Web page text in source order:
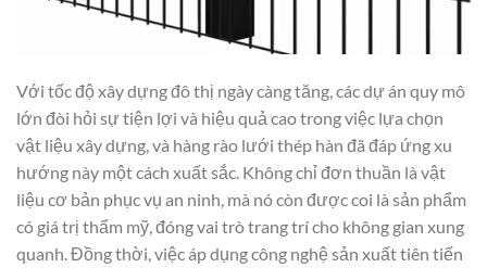
Với tốc độ xây dựng đô thị ngày càng tăng, các dự án quy mô
lớn đòi hỏi sự tiện lợi và hiệu quả cao trong việc lựa chọn
vật liệu xây dựng, và hàng rào lưới thép hàn đã đáp ứng xu
hướng này một cách xuất sắc. Không chỉ đơn thuần là vật
liệu cơ bản phục vụ an ninh, mà nó còn được coi là sản phẩm
có giá trị thẩm mỹ, đóng vai trò trang trí cho không gian xung
quanh. Đồng thời, việc áp dụng công nghệ sản xuất tiên tiến